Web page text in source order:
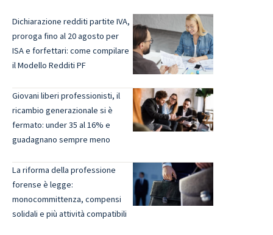
Dichiarazione redditi partite IVA,
proroga fino al 20 agosto per
ISA e forfettari: come compilare
il Modello Redditi PF
Giovani liberi professionisti, il
ricambio generazionale si è
fermato: under 35 al 16% e
guadagnano sempre meno
La riforma della professione
forense è legge:
monocommittenza, compensi
solidali e più attività compatibili